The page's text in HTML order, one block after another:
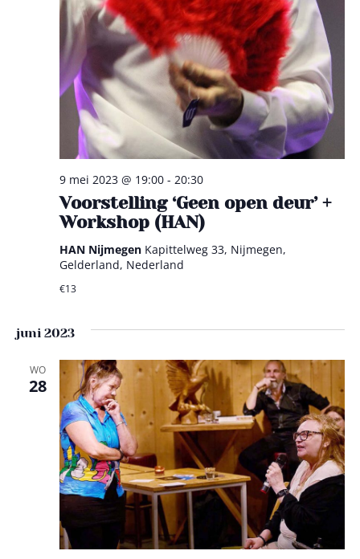
Z
o
e
k
e
e
e
r
g
e
v
e
n
a
v
e
n
a
t
i
e
Voorstelling ‘Geen open deur’ +
Workshop (HAN)
9 mei 2023 @ 19:00- 20:30
HAN Nijmegen Kapittelweg 33, Nijmegen,
Gelderland, Nederland
€13
juni 2023
WO
28